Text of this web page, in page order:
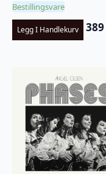
Bestillingsvare
Legg I Handlekurv 389